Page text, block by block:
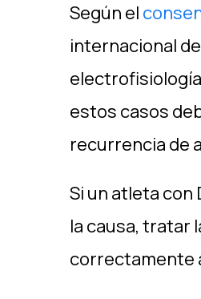
Según el
internacional
estos casos
recurrencia de
Si un atleta
la causa, tratar
correctamente